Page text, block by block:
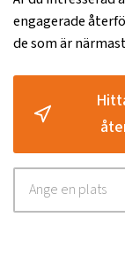
engagerade
de som är